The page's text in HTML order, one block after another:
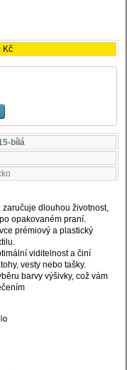
Kč
bílá
dlouhou životnost,
opakovaném praní.
prémiový a plastický
viditelnost a činí
vesty nebo tašky.
barvy výšivky, což vám